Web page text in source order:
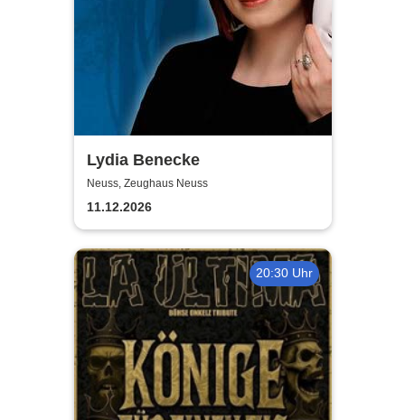
Lydia Benecke
Neuss, Zeughaus Neuss
11.12.2026
20:30 Uhr